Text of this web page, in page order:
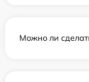
Можно ли